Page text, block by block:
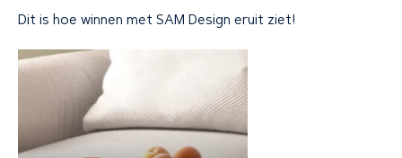
Dit is hoe winnen met SAM Design eruit ziet!